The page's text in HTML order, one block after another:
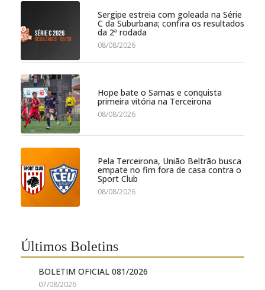
Sergipe estreia com goleada na Série
C da Suburbana; confira os resultados
da 2ª rodada
08/08/2026
Hope bate o Samas e conquista
primeira vitória na Terceirona
08/08/2026
Pela Terceirona, União Beltrão busca
empate no fim fora de casa contra o
Sport Club
08/08/2026
Últimos Boletins
BOLETIM OFICIAL 081/2026
07/08/2026